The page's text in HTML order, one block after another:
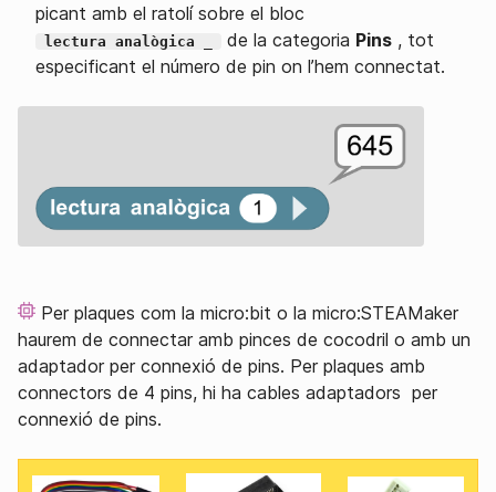
picant amb el ratolí sobre el bloc
lectura analògica _ de la categoria Pins , tot
especificant el número de pin on l’hem connectat.
Per plaques com la micro:bit o la micro:STEAMaker
haurem de connectar amb pinces de cocodril o amb un
adaptador per connexió de pins. Per plaques amb
connectors de 4 pins, hi ha cables adaptadors per
connexió de pins.